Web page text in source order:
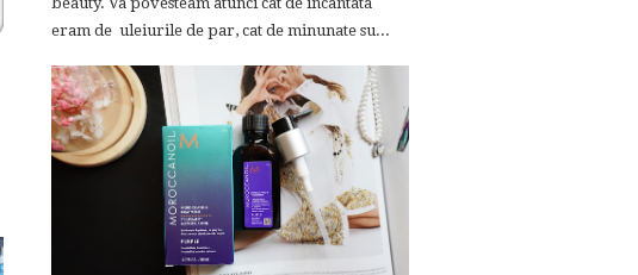
eram de uleiurile de par, cat de minunate su...